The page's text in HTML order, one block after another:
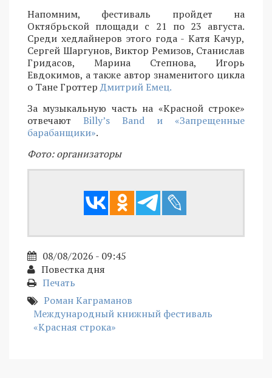
Напомним, фестиваль пройдет на
Октябрьской площади с 21 по 23 августа.
Среди хедлайнеров этого года - Катя Качур,
Сергей Шаргунов, Виктор Ремизов, Станислав
Гридасов, Марина Степнова, Игорь
Евдокимов, а также автор знаменитого цикла
о Тане ГроттерДмитрий Емец.
За музыкальную часть на «Красной строке»
отвечают Billy’s Band и «Запрещенные
барабанщики».
Фото: организаторы
08/08/2026 - 09:45
Повестка дня
Печать
Роман Каграманов
Международный книжный фестиваль
«Красная строка»